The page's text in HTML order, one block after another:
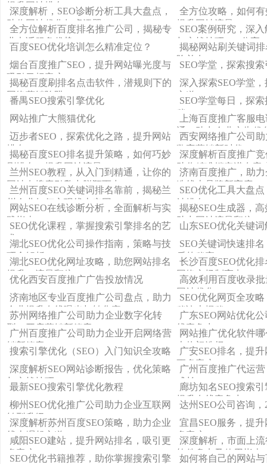
提升网站排名
深度解析，SEO诊断分析工具大盘点，
助你网站优化如虎添翼
全方位攻略，如何
提升网站流量
全方位解析百度排名推广公司，揭秘专
业电话服务优势
SEO案例研究，深
与实战技巧PPT分享
百度SEO优化培训怎么精准定位？
揭秘网站刷关键词
险并存
烟台百度推广SEO，提升网站曝光度与
吸引目标客户
SEO学堂，探索搜
揭秘百度刷排名点击软件，潜规则下的
网络营销陷阱
深入探索SEO学堂
之道
番禺SEO搜索引擎优化
SEO学堂每日，探
秘
网站推广大熊猫优化
上海百度推广客服
通，助力企业广告优
迈步者SEO，探索优化之路，提升网站
排名
西安网络推广公司
数字营销新时代
揭秘百度SEO排名提升策略，如何巧妙
刷排名，提升网站流量
深度解析百度推广
助你精准锁定潜在客
兰州SEO教程，从入门到精通，让你的
网站在搜索引擎中脱颖而出
济南百度推广，助
造线上品牌新高度
兰州百度SEO关键词排名靠前，揭秘兰
州企业如何实现线上突围
SEO优化工具大盘
站排名
网站SEO在线诊断分析，全面解析与实
践指南
揭秘SEO生成器，
助力网站流量翻倍！
SEO优化课程，掌握搜索引擎排名的艺
术
山东SEO优化关键词
湖北SEO优化公司操作指南，策略与技
巧全解析
SEO关键词快速排
后的秘密
湖北SEO优化网址攻略，助您网站排名
提升，流量翻倍！
长沙百度SEO优化
网络市场制高点
优化西安百度推广广告投放情况
高效利用百度收录
网站优化
济南地区专业百度推广公司盘点，助力
企业提升在线曝光与转化率
SEO优化网页全攻
秘诀大揭秘
苏州网络推广公司助力企业数字化转
型，开启营销新篇章
广东SEO网站优化
线竞争力
广州百度推广公司助力企业开启网络营
销新篇章
网站推广优化软件
大热门选择
搜索引擎优化（SEO）入门知识全攻略
广安SEO排名，提
更多客户
深度解析SEO网站诊断报告，优化策略
与实战技巧
广州百度推广代运
成长！
最新SEO搜索引擎优化教程
廊坊知名SEO搜索
提升在线竞争力
柳州SEO优化推广公司助力企业互联网
转型升级
达州SEO公司咨询，
深度解析苏州百度SEO策略，助力企业
线上崛起之道
宜昌SEO服务，提
多客户
咸阳SEO建站，提升网站排名，吸引更
多客户
深度解析，市面上
软件盘点及使用指南
SEO优化书籍推荐，助你掌握搜索引擎
如何将自己的网站